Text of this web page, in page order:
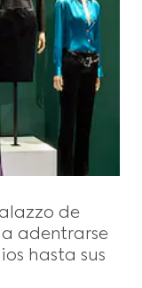
de
adentrarse
hasta sus